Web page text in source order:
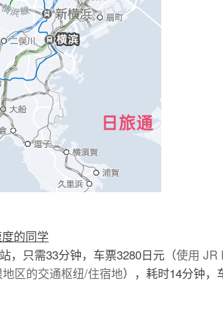
的同学
，只需33分钟，车票3280日元（使用 JR
地区的交通枢纽/住宿地），耗时14分钟，